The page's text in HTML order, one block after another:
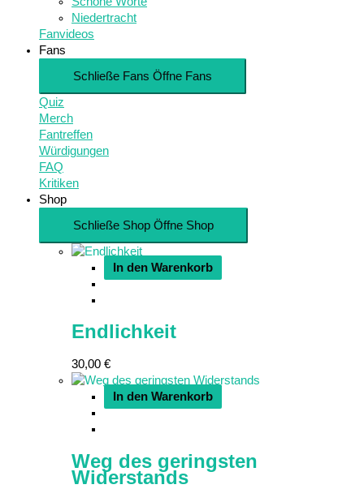
Niedertracht
Fanvideos
Fans
Schließe Fans Öffne Fans
Quiz
Merch
Fantreffen
Würdigungen
FAQ
Kritiken
Shop
Schließe Shop Öffne Shop
In den Warenkorb
Endlichkeit
30,00 €
In den Warenkorb
Weg des geringsten
Widerstands